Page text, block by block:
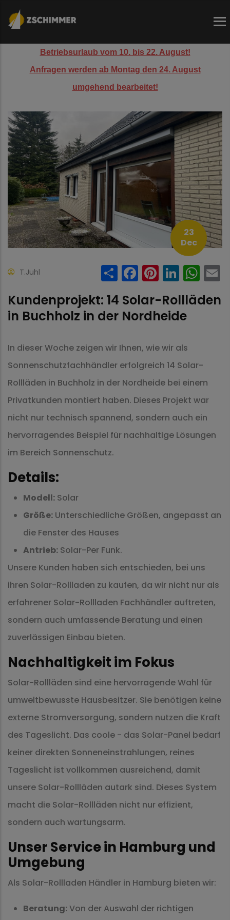
Direkt
zum
Inhalt
Betriebsurlaub vom 10. bis 22. August!
Anfragen werden ab Montag den 24. August
umgehend bearbeitet!
23
Dec
T.Juhl Share
Facebook
Kundenprojekt: 14 Solar-Rollläden
in Buchholz in der Nordheide
In dieser Woche zeigen wir Ihnen, wie wir als
Sonnenschutzfachhändler erfolgreich 14 Solar-
Rollläden in Buchholz in der Nordheide bei einem
Privatkunden montiert haben. Dieses Projekt war
nicht nur technisch spannend, sondern auch ein
hervorragendes Beispiel für nachhaltige Lösungen
im Bereich Sonnenschutz.
Details:
Modell: Solar
Größe: Unterschiedliche Größen, angepasst an
die Fenster des Hauses
Antrieb: Solar-Per Funk.
Unsere Kunden haben sich entschieden, bei uns
ihren Solar-Rollladen zu kaufen, da wir nicht nur als
erfahrener Solar-Rollladen Fachhändler auftreten,
sondern auch umfassende Beratung und einen
zuverlässigen Einbau bieten.
Nachhaltigkeit im Fokus
Solar-Rollläden sind eine hervorragende Wahl für
umweltbewusste Hausbesitzer. Sie benötigen keine
externe Stromversorgung, sondern nutzen die Kraft
des Tageslicht. Das coole - das Solar-Panel bedarf
keiner direkten Sonneneinstrahlungen, reines
Tageslicht ist vollkommen ausreichend, damit
unsere Solar-Rollläden autark sind. Dieses System
macht die Solar-Rollläden nicht nur effizient,
sondern auch wartungsarm.
Unser Service in Hamburg und
Umgebung
Als Solar-Rollladen Händler in Hamburg bieten wir:
Beratung:Von der Auswahl der richtigen